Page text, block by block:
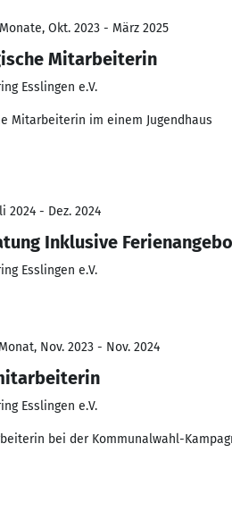
Okt. 2023 - März 2025
Mitarbeiterin
Esslingen e.V.
Mitarbeiterin im einem Jugendhaus
2024 - Dez. 2024
Inklusive
Esslingen e.V.
Nov. 2023 - Nov. 2024
Esslingen e.V.
bei der Kommunalwahl-